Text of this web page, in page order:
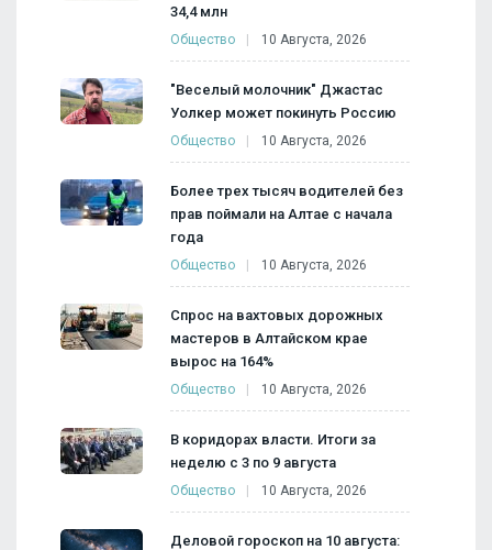
34,4 млн
Общество 10 Августа, 2026
"Веселый молочник" Джастас
Уолкер может покинуть Россию
Общество 10 Августа, 2026
Более трех тысяч водителей без
прав поймали на Алтае с начала
года
Общество 10 Августа, 2026
Спрос на вахтовых дорожных
мастеров в Алтайском крае
вырос на 164%
Общество 10 Августа, 2026
В коридорах власти. Итоги за
неделю с 3 по 9 августа
Общество 10 Августа, 2026
Деловой гороскоп на 10 августа: